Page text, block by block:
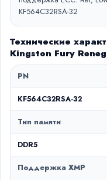
KF564C32RSA-32
Технические
Kingston Fury
PN
KF564C32RSA-32
Тип памяти
DDR5
Поддержка XMP